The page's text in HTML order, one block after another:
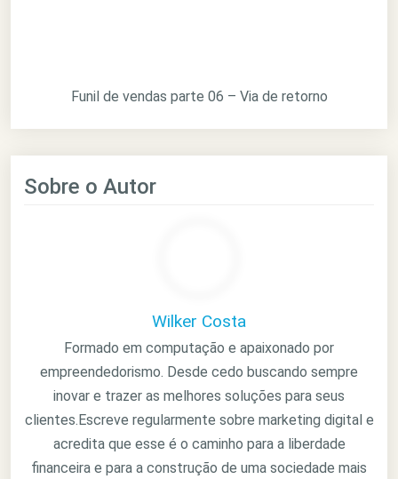
Funil de vendas parte 06 – Via de retorno
Sobre o Autor
Wilker Costa
Formado em computação e apaixonado por
empreendedorismo. Desde cedo buscando sempre
inovar e trazer as melhores soluções para seus
clientes.Escreve regularmente sobre marketing digital e
acredita que esse é o caminho para a liberdade
financeira e para a construção de uma sociedade mais